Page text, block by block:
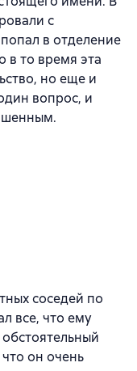
с
в отделение
в то время эта
но еще и
вопрос, и
соседей по
все, что ему
он очень